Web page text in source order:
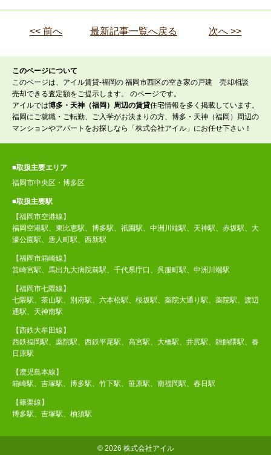
<< 前へ 最新記事一覧へ戻る 次へ >>
このページについて
このページは、アイル賃貸-福岡の 福岡市西区の空き家の戸建 売却相談
売却できる査定額をご提示します。 のページです。
アイルでは博多・天神（福岡）周辺の賃貸住宅情報を多く掲載しています。
福岡にご就職・ご転勤、ご入学がお決まりの方、博多・天神（福岡）周辺の
マンションやアパートをお探しなら「株式会社アイル」にお任せ下さい！
■取扱主要エリア
福岡市中央区・博多区
■取扱主要駅
【福岡市空港線】
福岡空港駅、東比恵駅、博多駅、祇園駅、中洲川端駅、天神駅、赤坂駅、大
濠公園駅、唐人町駅、西新駅
【福岡市箱崎線】
筥崎宮駅、馬出九大病院前駅、千代県庁口、呉服町駅、中洲川端駅
【福岡市七隈線】
七隈駅、茶山駅、別府駅、六本松駅、桜坂駅、薬院大通り駅、薬院駅、渡辺
通駅、天神南駅
【西鉄大牟田線】
西鉄福岡駅、薬院駅、西鉄平尾駅、高宮駅、大橋駅、井尻駅、雑餉隈駅、春
日原駅
【鹿児島本線】
箱崎駅、吉塚駅、博多駅、竹下駅、笹原駅、南福岡駅、春日駅
【篠栗線】
博多駅、吉塚駅、柚須駅
© 2026 株式会社アイル